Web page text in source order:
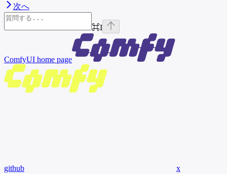
次へ
⌘I
ComfyUI home page
github x